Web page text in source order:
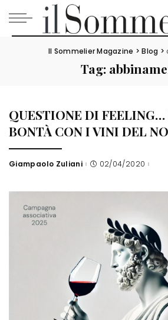
Il Sommelier Magazine >Blog >
Tag:
QUESTIONE DI
BONTÀ CON I VINI DEL
Posted
Giampaolo Zuliani 02/04/2020